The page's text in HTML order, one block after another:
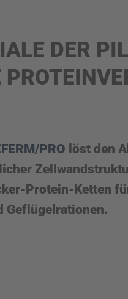
DER
PRO löst den
Protein-Ketten
Geflügelrationen.